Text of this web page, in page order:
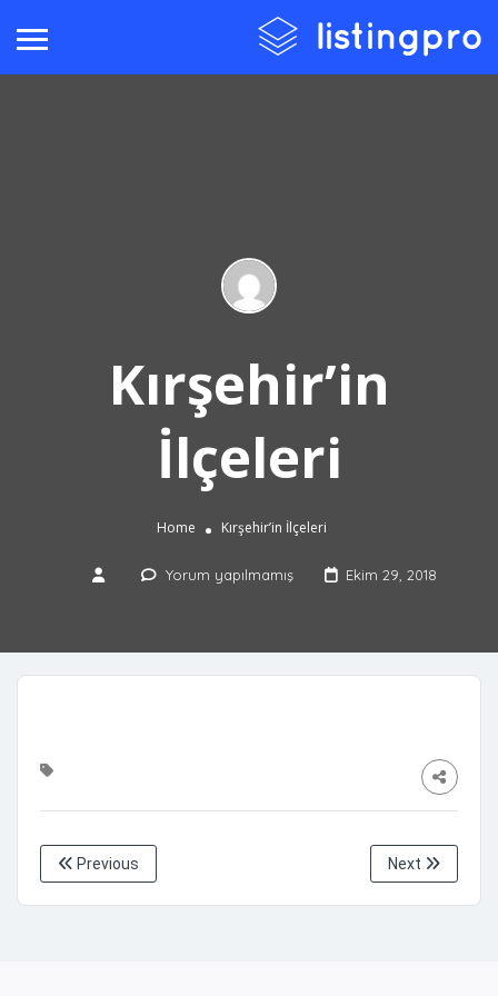
Kırşehir’in
İlçeleri
Home Kırşehir’in İlçeleri
Yorum yapılmamış Ekim 29, 2018
Previous Next